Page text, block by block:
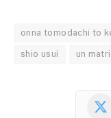
onna tomodachi to
shio usui un